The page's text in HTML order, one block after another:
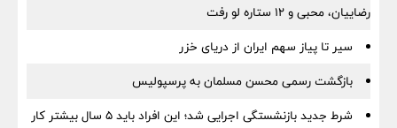
رضاییان، محبی و ۱۲ ستاره لو رفت
سیر تا پیاز سهم ایران از دریای خزر
بازگشت رسمی محسن مسلمان به پرسپولیس
شرط جدید بازنشستگی اجرایی شد؛ این افراد باید ۵ سال بیشتر کار